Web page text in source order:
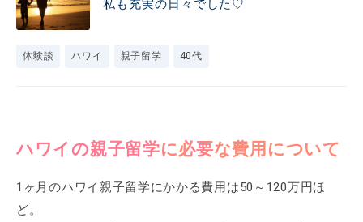
私も充実の日々でした♡
体験談 ハワイ 親子留学 40代
ハワイの親子留学に必要な費用について
1ヶ月のハワイ親子留学にかかる費用は50～120万円ほ
ど。